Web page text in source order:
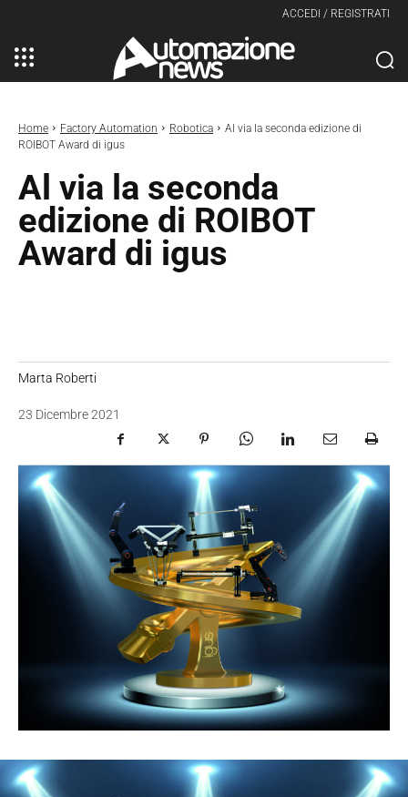
ACCEDI / REGISTRATI
Home Factory Automation Robotica
Al via la seconda edizione di
ROIBOT Award di igus
Al via la seconda
edizione di ROIBOT
Award di igus
Marta Roberti
23 Dicembre 2021